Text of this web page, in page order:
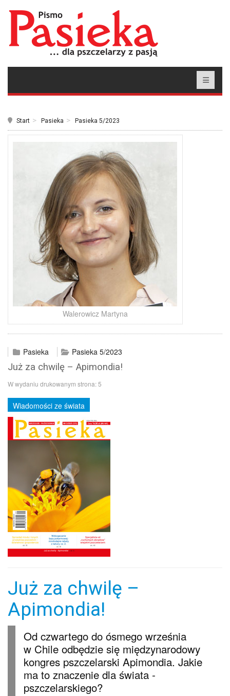
Start Pasieka Pasieka 5/2023
Walerowicz Martyna
Pasieka Pasieka 5/2023
Już za chwilę – Apimondia!
W wydaniu drukowanym strona:5
Wiadomości ze świata
Już za chwilę –
Apimondia!
Od czwartego do ósmego września
w Chile odbędzie się międzynarodowy
kongres pszczelarski Apimondia. Jakie
ma to znaczenie dla świata ­
pszczelarskiego?